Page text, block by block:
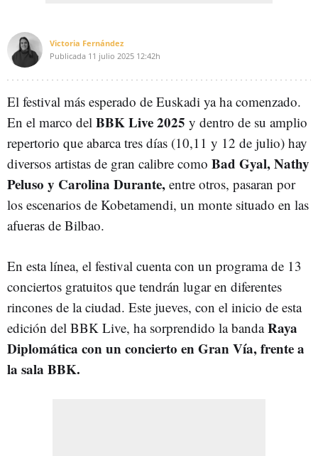
Victoria Fernández
Publicada 11 julio 2025 12:42h
El festival más esperado de Euskadi ya ha comenzado.
En el marco del BBK Live 2025 y dentro de su amplio
repertorio que abarca tres días (10,11 y 12 de julio) hay
diversos artistas de gran calibre como Bad Gyal, Nathy
Peluso y Carolina Durante, entre otros, pasaran por
los escenarios de Kobetamendi, un monte situado en las
afueras de Bilbao.
En esta línea, el festival cuenta con un programa de 13
conciertos gratuitos que tendrán lugar en diferentes
rincones de la ciudad. Este jueves, con el inicio de esta
edición del BBK Live, ha sorprendido la bandaRaya
Diplomática con un concierto en Gran Vía, frente a
la sala BBK.